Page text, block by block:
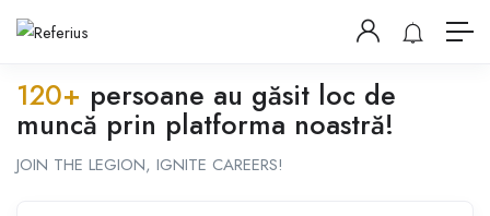
120+ persoane au găsit loc de
muncă prin platforma noastră!
JOIN THE LEGION, IGNITE CAREERS!